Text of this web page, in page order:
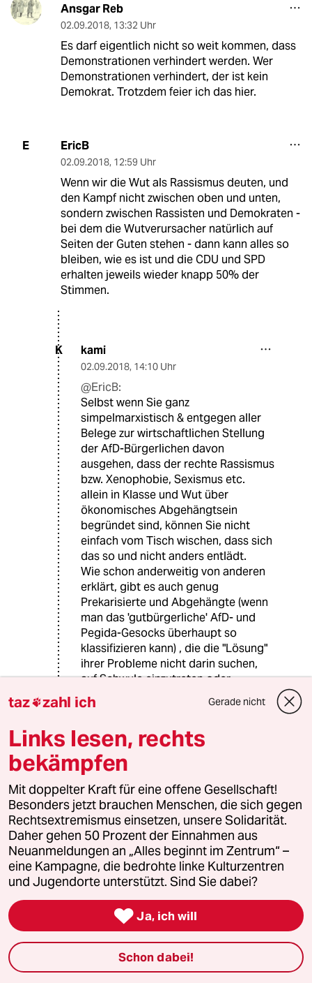
Ansgar Reb
02.09.2018, 13:32 Uhr
Es darf eigentlich nicht so weit kommen, dass
Demonstrationen verhindert werden. Wer
Demonstrationen verhindert, der ist kein
Demokrat. Trotzdem feier ich das hier.
E EricB
02.09.2018, 12:59 Uhr
Wenn wir die Wut als Rassismus deuten, und
den Kampf nicht zwischen oben und unten,
sondern zwischen Rassisten und Demokraten -
bei dem die Wutverursacher natürlich auf
Seiten der Guten stehen - dann kann alles so
bleiben, wie es ist und die CDU und SPD
erhalten jeweils wieder knapp 50% der
Stimmen.
K kami
02.09.2018, 14:10 Uhr
@EricB:
Selbst wenn Sie ganz
simpelmarxistisch & entgegen aller
Belege zur wirtschaftlichen Stellung
der AfD-Bürgerlichen davon
ausgehen, dass der rechte Rassismus
bzw. Xenophobie, Sexismus etc.
allein in Klasse und Wut über
ökonomisches Abgehängtsein
begründet sind, können Sie nicht
einfach vom Tisch wischen, dass sich
das so und nicht anders entlädt.
Wie schon anderweitig von anderen
erklärt, gibt es auch genug
Prekarisierte und Abgehängte (wenn
man das 'gutbürgerliche' AfD- und
Pegida-Gesocks überhaupt so
klassifizieren kann) , die die "Lösung"
ihrer Probleme nicht darin suchen,
auf Schwule einzutreten oder
Flüchtlingsheime abzufackeln. Da
gehört mehr dazu, und dieses Mehr
Maß an moralischer Verkommenheit,
und -ja, eben auch Rassismus und
Sexismus - die es auch außerhalb und
vor spätkapitalistischen Systemen
schon gegeben hat, auch wenn
letztere sie trefflich für sich zu
instrumentalisieren wissen.
Dass Sie (und auch andere wie B.
Sanders) diesen Aspekt so
nonchalant ignorieren oder
auch nicht zuletzt an anderer Stelle
den Vorwurf eingetragen, einen
Sozialismus ohne echten
Antirassismus bzw. für die sogen.
"straight white men" zu betreiben.
taz zahl ich Gerade nicht
Links lesen, rechts
bekämpfen
Mit doppelter Kraft für eine offene Gesellschaft!
Besonders jetzt brauchen Menschen, die sich gegen
Rechtsextremismus einsetzen, unsere Solidarität.
Daher gehen 50 Prozent der Einnahmen aus
Neuanmeldungen an „Alles beginnt im Zentrum“ –
eine Kampagne, die bedrohte linke Kulturzentren
und Jugendorte unterstützt. Sind Sie dabei?
 Ja, ich will
Schon dabei!